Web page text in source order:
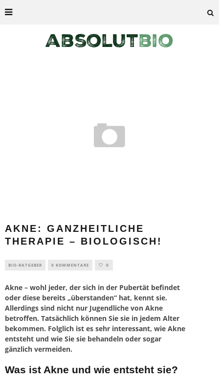
AKNE: GANZHEITLICHE
THERAPIE – BIOLOGISCH!
BIO-RATGEBER 0 KOMMENTARE 0
Akne – wohl jeder, der sich in der Pubertät befindet
oder diese bereits „überstanden“ hat, kennt sie.
Allerdings sind nicht nur Jugendliche von Akne
betroffen. Tatsächlich können Sie sie in jedem Alter
bekommen. Folglich ist es sehr interessant, wie Akne
entsteht und wie Sie sie behandeln oder sogar
gänzlich vermeiden.
Was ist Akne und wie entsteht sie?